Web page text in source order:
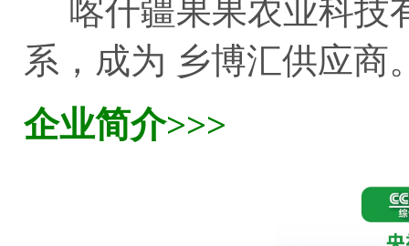
喀什疆果果农业科技
系，成为 乡博汇供应商
企业简介>>>